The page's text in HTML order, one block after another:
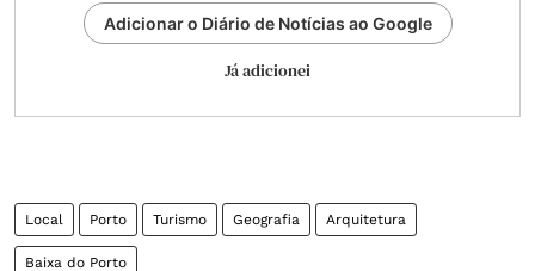
Adicionar o Diário de Notícias ao Google
Já adicionei
Local Porto Turismo Geografia Arquitetura
Baixa do Porto